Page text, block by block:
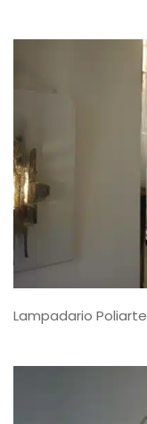
Lampadario Poliarte